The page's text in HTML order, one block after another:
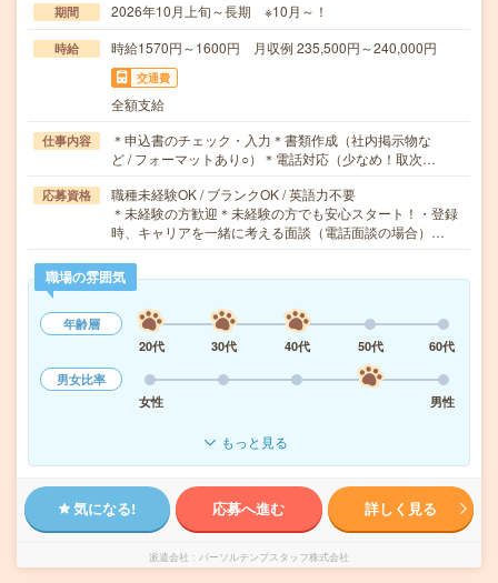
期間 2026年10月上旬～長期 ※10月～！
時給 時給1570円～1600円 月収例 235,500円～240,000円
交通費
全額支給
仕事内容
＊申込書のチェック・入力＊書類作成（社内掲示物な
ど / フォーマットあり○）＊電話対応（少なめ！取次…
応募資格
職種未経験OK / ブランクOK / 英語力不要
＊未経験の方歓迎＊未経験の方でも安心スタート！・登録
時、キャリアを一緒に考える面談（電話面談の場合）…
職場の雰囲気
年齢層
20代
30代 40代 50代
60代
男女比率
女性
男性
もっと見る
気になる! 応募へ進む 詳しく見る
派遣会社 パーソルテンプスタッフ株式会社